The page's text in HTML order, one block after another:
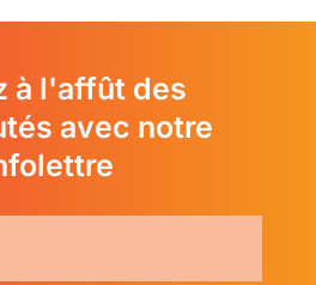
à l'affût des
avec notre